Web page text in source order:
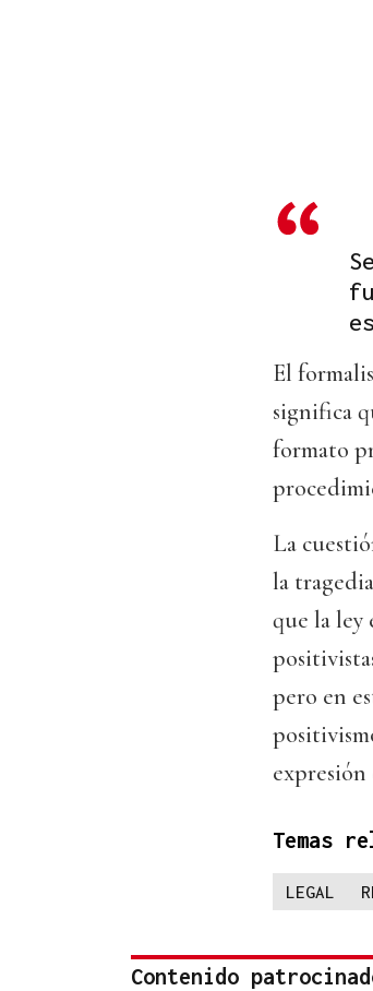
El
significa
formato
La
la
que la ley
pero en
Temas
LEGAL
Contenido